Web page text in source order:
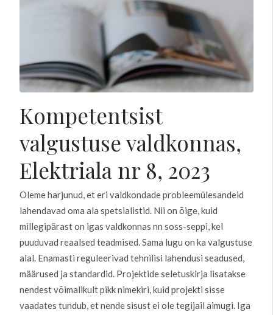
Kompetentsist
valgustuse valdkonnas,
Elektriala nr 8, 2023
Oleme harjunud, et eri valdkondade probleemülesandeid
lahendavad oma ala spetsialistid. Nii on õige, kuid
millegipärast on igas valdkonnas nn soss-seppi, kel
puuduvad reaalsed teadmised. Sama lugu on ka valgustuse
alal. Enamasti reguleerivad tehnilisi lahendusi seadused,
määrused ja standardid. Projektide seletuskirja lisatakse
nendest võimalikult pikk nimekiri, kuid projekti sisse
vaadates tundub, et nende sisust ei ole tegijail aimugi. Iga